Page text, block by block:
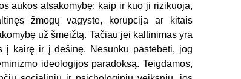
aukos atsakomybę: kaip ir kuo ji rizikuoja,
žmogų vagyste, korupcija ar kitais
už šmeižtą. Tačiau jei kaltinimas yra
į kairę ir į dešinę. Nesunku pastebėti, jog
ideologijos paradoksą. Teigdamos,